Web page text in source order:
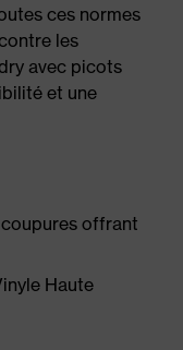
ces normes
les
avec picots
et une
offrant
Haute